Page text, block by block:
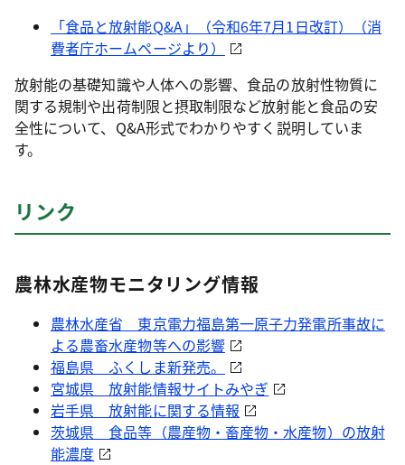
「食品と放射能Q&A」（令和6年7月1日改訂）（消
費者庁ホームページより）
放射能の基礎知識や人体への影響、食品の放射性物質に
関する規制や出荷制限と摂取制限など放射能と食品の安
全性について、Q&A形式でわかりやすく説明していま
す。
リンク
農林水産物モニタリング情報
農林水産省 東京電力福島第一原子力発電所事故に
よる農畜水産物等への影響
福島県 ふくしま新発売。
宮城県 放射能情報サイトみやぎ
岩手県 放射能に関する情報
茨城県 食品等（農産物・畜産物・水産物）の放射
能濃度